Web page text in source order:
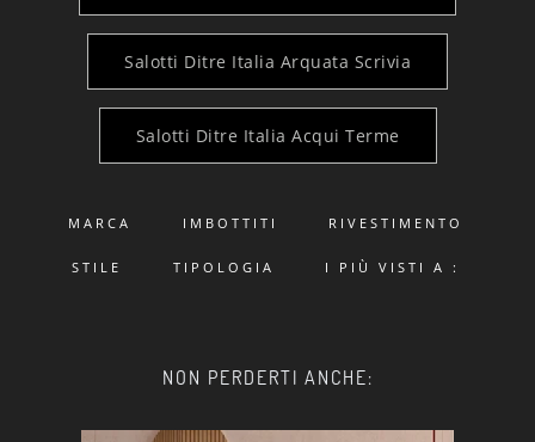
Salotti Ditre Italia Arquata Scrivia
Salotti Ditre Italia Acqui Terme
MARCA IMBOTTITI RIVESTIMENTO
STILE TIPOLOGIA I PIÙ VISTI A :
NON PERDERTI ANCHE: